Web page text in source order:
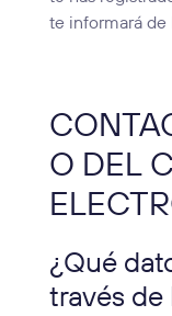
te informará de
O DEL
¿Qué
través de